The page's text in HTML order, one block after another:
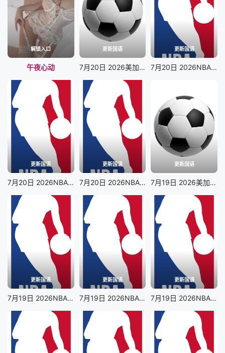
解锁入口
午夜心动
更新国语
7月20日 2026美加墨世界杯决赛 西班牙VS阿根廷
更新国语
7月20日 2026NBA夏季联赛 勇士VS灰熊
更新国语
7月20日 2026NBA夏季联赛 掘金VS猛龙
更新国语
7月20日 2026NBA夏季联赛 篮网VS雷霆
更新国语
7月19日 2026美加墨世界杯季军赛 法国VS英格兰
更新国语
7月19日 2026NBA夏季联赛 步行者VS鹈鹕
更新国语
7月19日 2026NBA夏季联赛 勇士VS湖人
更新国语
7月19日 2026NBA夏季联赛 马刺VS太阳